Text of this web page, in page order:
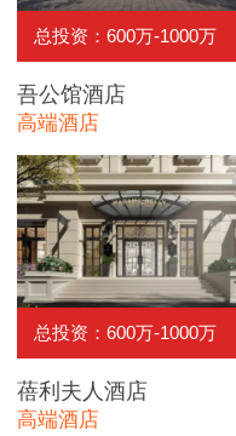
总投资：600万-1000万
吾公馆酒店
高端酒店
总投资：600万-1000万
蓓利夫人酒店
高端酒店